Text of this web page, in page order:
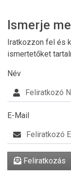
Ismerje
Iratkozzon fel és
ismertetőket
Név
E-Mail
Feliratkozás